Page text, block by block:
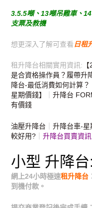
3.5.5噸、13噸吊雞車、
支票及教機
想更深入了解可查看日租
租升降台相關實用資訊:
是合資格操作員？ 履帶升
降台-最低消費如何計算？
星期價錢】
｜升降台
有價錢
油壓升降台 ｜升降台車-星
較好用? ｜升降台買賣資
小型 升降
網上24小時極速租升降台
到機付款。